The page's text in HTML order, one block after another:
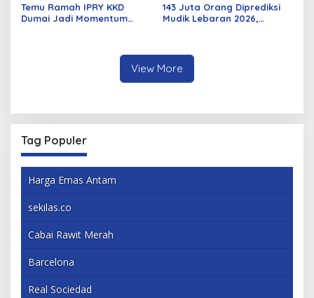
Temu Ramah IPRY KKD
Dumai Jadi Momentum
143 Juta Orang Diprediksi
Mudik Lebaran 2026,
View More
Tag Populer
Harga Emas Antam
sekilas.co
Cabai Rawit Merah
Barcelona
Real Sociedad